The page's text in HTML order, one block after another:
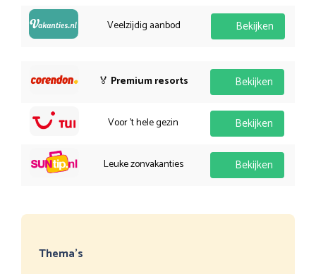
Veelzijdig aanbod Bekijken
🏅 Premium resorts Bekijken
Voor 't hele gezin Bekijken
Leuke zonvakanties Bekijken
Thema’s